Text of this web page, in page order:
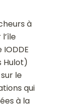
à
Hulot)
le
qui
à la